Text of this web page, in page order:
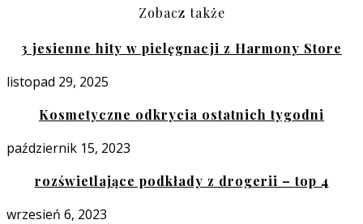
Zobacz także
3 jesienne hity w pielęgnacji z Harmony Store
listopad 29, 2025
Kosmetyczne odkrycia ostatnich tygodni
październik 15, 2023
rozświetlające podkłady z drogerii – top 4
wrzesień 6, 2023